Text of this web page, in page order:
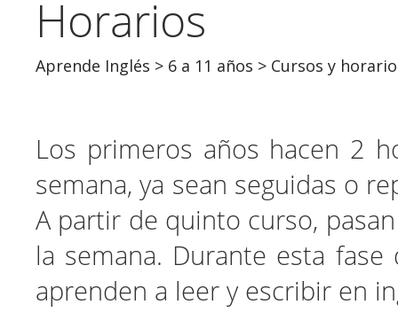
Horarios
Aprende Inglés > 6 a 11 años > Cursos y
Los primeros años hacen 2
semana, ya sean seguidas o
A partir de quinto curso,
la semana. Durante esta fase
aprenden a leer y escribir en